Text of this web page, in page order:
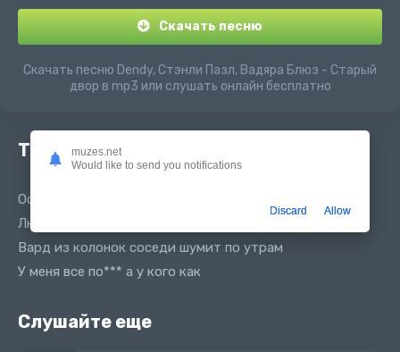
Скачать песню
Скачать песню Dendy, Стэнли Пазл, Вадяра Блюз - Старый
двор в mp3 или слушать онлайн бесплатно
Текст песни
Осень тепло рукава по локоть
Люблю свою калотов арти с баллонов
Вард из колонок соседи шумит по утрам
У меня все по*** а у кого как
Слушайте еще
muzes.net
Would like to send you notifications
Discard Allow